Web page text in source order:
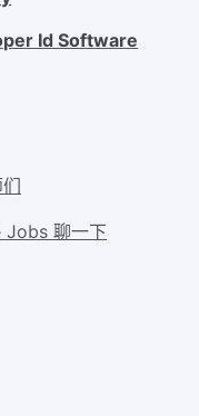
Id Software
Jobs 聊一下